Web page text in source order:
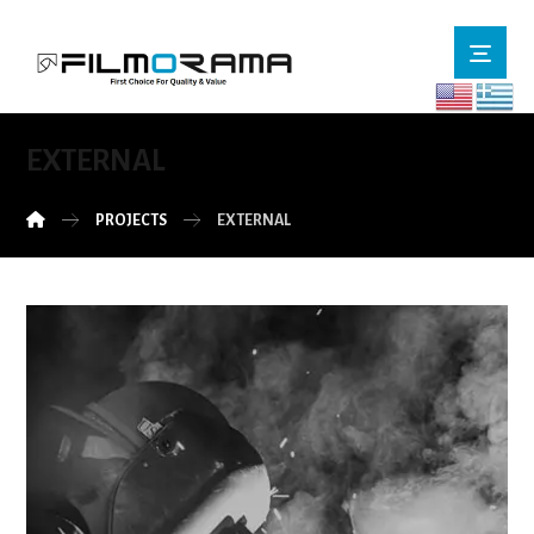
EXTERNAL
PROJECTS EXTERNAL